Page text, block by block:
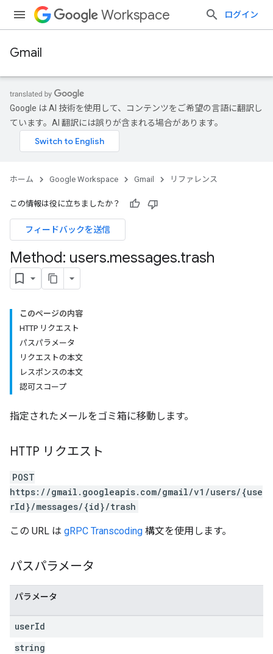
Workspace ログイン
Gmail
Google は AI 技術を使用して、コンテンツをご希望の言語に翻訳し
ています。AI 翻訳には誤りが含まれる場合があります。
ホーム Google Workspace Gmail リファレンス
この情報は役に立ちましたか？
フィードバックを送信
Method: users.messages.trash
このページの内容
HTTP リクエスト
パスパラメータ
リクエストの本文
レスポンスの本文
認可スコープ
指定されたメールをゴミ箱に移動します。
HTTP リクエスト
POST
https://gmail.googleapis.com/gmail/v1/users/{use
rId}/messages/{id}/trash
この URL は gRPC Transcoding 構文を使用します。
パスパラメータ
パラメータ
userId
string